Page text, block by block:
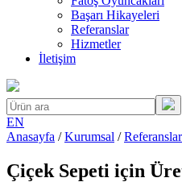
Başarı Hikayeleri
Referanslar
Hizmetler
İletişim
EN
Anasayfa / Kurumsal / Referanslar
Çiçek Sepeti için